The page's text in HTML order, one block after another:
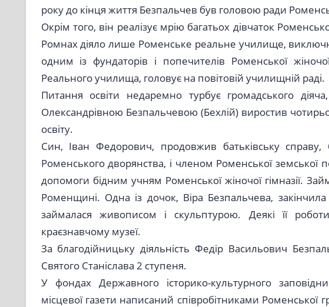
року до кінця життя Безпальчев був головою ради
Окрім того, він реалізує мрію багатьох дівчаток
Ромнах діяло лише Роменське реальне училище,
одним із фундаторів і попечителів Роменської
Реального училища, головує на повітовій училищній раді.
Питання освіти недаремно турбує громадського
Олександрівною Безпальчевою (Бехлій) виростив
освіту.
Син, Іван Федорович, продовжив батьківську
Роменського дворянства, і членом Роменської земської
допомоги бідним учням Роменської жіночої гімназії.
Роменщині. Одна із дочок, Віра Безпальчева,
займалася живописом і скульптурою. Деякі її
краєзнавчому музеї.
За благодійницьку діяльність Федір Васильович
Святого Станіслава 2 ступеня.
У фондах Державного історико-культурного
місцевої газети написаний співробітниками Роменської